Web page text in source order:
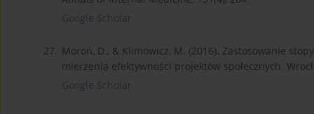
Google Scholar
27. Moroń, D., & Klimowicz, M. (2016). Zastosowanie
mierzenia efektywności projektów społecznych.
Google Scholar